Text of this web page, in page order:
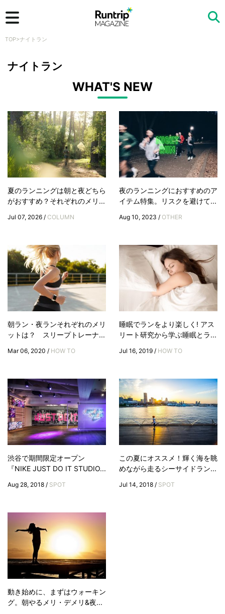
TOP>ナイトラン
ナイトラン
WHAT'S NEW
夏のランニングは朝と夜どちら
がおすすめ？それぞれのメリ...
Jul 07, 2026 / COLUMN
夜のランニングにおすすめのア
イテム特集。リスクを避けて...
Aug 10, 2023 / OTHER
朝ラン・夜ランそれぞれのメリ
ットは？ スリープトレーナ...
Mar 06, 2020 / HOW TO
睡眠でランをより楽しく! アス
リート研究から学ぶ睡眠とラ...
Jul 16, 2019 / HOW TO
渋谷で期間限定オープン
『NIKE JUST DO IT STUDIO...
Aug 28, 2018 / SPOT
この夏にオススメ！輝く海を眺
めながら走るシーサイドラン...
Jul 14, 2018 / SPOT
動き始めに、まずはウォーキン
グ。朝やるメリ・デメリ&夜...